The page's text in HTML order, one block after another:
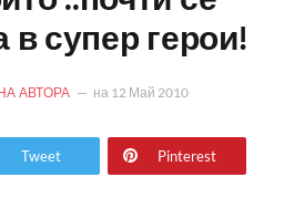
супер герои!
АВТОРА на 12 Май 2010
Tweet Pinterest